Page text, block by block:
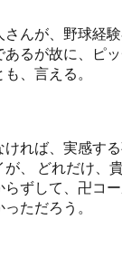
さんが、野球経
あるが故に、ピ
、言える。
ければ、実感す
、 どれだけ、
ずして、卍コー
ただろう。